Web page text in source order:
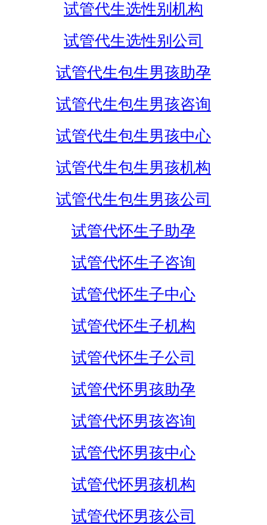
试管代生选性别机构
试管代生选性别公司
试管代生包生男孩助孕
试管代生包生男孩咨询
试管代生包生男孩中心
试管代生包生男孩机构
试管代生包生男孩公司
试管代怀生子助孕
试管代怀生子咨询
试管代怀生子中心
试管代怀生子机构
试管代怀生子公司
试管代怀男孩助孕
试管代怀男孩咨询
试管代怀男孩中心
试管代怀男孩机构
试管代怀男孩公司